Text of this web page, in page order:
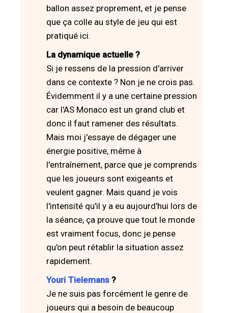
ballon assez proprement, et je pense
que ça colle au style de jeu qui est
pratiqué ici.
La dynamique actuelle ?
Si je ressens de la pression d'arriver
dans ce contexte ? Non je ne crois pas.
Évidemment il y a une certaine pression
car l'AS Monaco est un grand club et
donc il faut ramener des résultats.
Mais moi j'essaye de dégager une
énergie positive, même à
l'entraînement, parce que je comprends
que les joueurs sont exigeants et
veulent gagner. Mais quand je vois
l'intensité qu'il y a eu aujourd'hui lors de
la séance, ça prouve que tout le monde
est vraiment focus, donc je pense
qu'on peut rétablir la situation assez
rapidement.
Youri Tielemans ?
Je ne suis pas forcément le genre de
joueurs qui a besoin de beaucoup